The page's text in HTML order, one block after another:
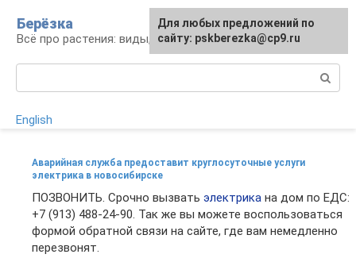
контенту
Берёзка
Всё про растения: виды, выращивание, уход
English
Аварийная служба предоставит круглосуточные услуги
электрика в новосибирске
ПОЗВОНИТЬ. Срочно вызвать электрика на дом по ЕДС:
+7 (913) 488-24-90. Так же вы можете воспользоваться
формой обратной связи на сайте, где вам немедленно
перезвонят.
Для любых предложений по
сайту: pskberezka@cp9.ru